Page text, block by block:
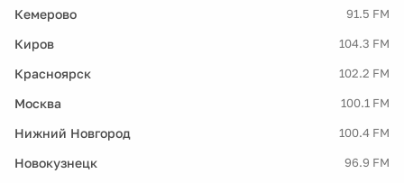
Кемерово 91.5 FM
Киров 104.3 FM
Красноярск 102.2 FM
Москва 100.1 FM
Нижний Новгород 100.4 FM
Новокузнецк 96.9 FM